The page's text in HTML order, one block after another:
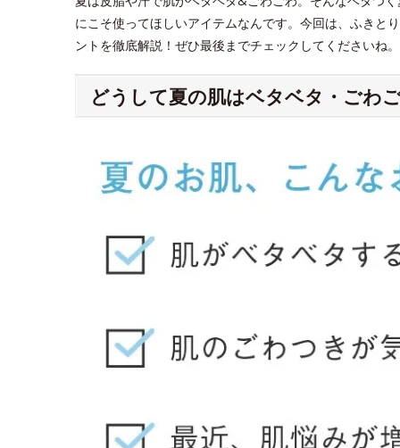
にこそ使ってほしいアイテムなんです。今回は、ふきと
ントを徹底解説！ぜひ最後までチェックしてくださいね。
どうして夏の肌はベタベタ・ごわ